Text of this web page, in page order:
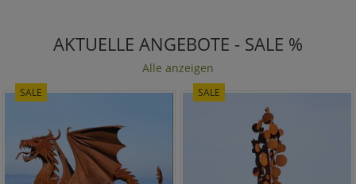
AKTUELLE ANGEBOTE - SALE %
Alle anzeigen
SALE SALE